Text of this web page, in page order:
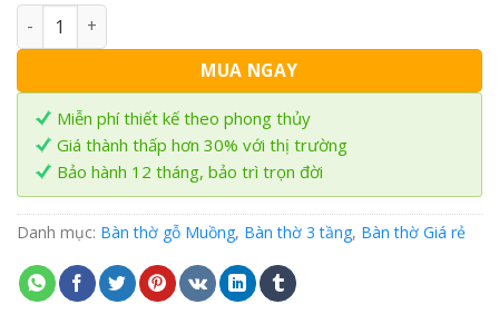
Bàn Thờ gỗ Muồng 3 tầng BTM-015 số lượng
MUA NGAY
Miễn phí thiết kế theo phong thủy
Giá thành thấp hơn 30% với thị trường
Bảo hành 12 tháng, bảo trì trọn đời
Danh mục: Bàn thờ gỗ Muồng, Bàn thờ 3 tầng, Bàn thờ Giá rẻ